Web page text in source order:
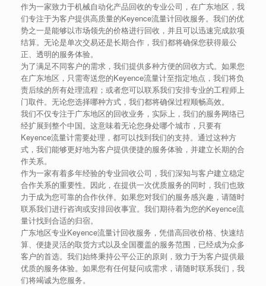
作为一家致力于机械自动化产品回收的专业公司，在广东地区，我
们专注于为客户提供高质量的Keyence流量计回收服务。我们的优
势之一是能够以市场领先的价格进行回收，并且可以迅速完成款项
结算。无论是单次交易还是长期合作，我们都将确保您获得最公
正、透明的服务体验。
为了满足不同客户的需求，我们提供多种方便的回收方式。如果您
在广东地区，只需寄送您的Keyence流量计至指定地点，我们将负
责后续的所有处理流程；或者您可以联系我们安排专业的工程师上
门取件。无论您选择哪种方式，我们都将确保过程顺畅高效。
我们不仅专注于广东地区的回收业务，实际上，我们的服务网络已
经扩展到整个中国。这意味着无论您身处哪个城市，只要有
Keyence流量计需要处理，都可以找到我们的支持。通过这种方
式，我们能够更好地为客户提供便捷的服务体验，并建立长期的合
作关系。
作为一家有着多年经验的专业回收公司，我们深知与客户建立稳定
合作关系的重要性。因此，在提供一次优质服务的同时，我们也致
力于成为您可靠的合作伙伴。如果您对我们的服务感兴趣，请随时
联系我们进行咨询或安排回收事宜。我们期待着为您的Keyence流
量计找到合适的归宿。
广东地区专业Keyence流量计回收服务，凭借高回收价格、快速结
算、便捷灵活的取货方式以及全国覆盖的服务范围，已经成为众多
客户的首选。我们始终秉持公平公正的原则，致力于为客户提供最
优质的服务体验。如果您有任何疑问或需求，请随时联系我们，我
们将竭诚为您服务。